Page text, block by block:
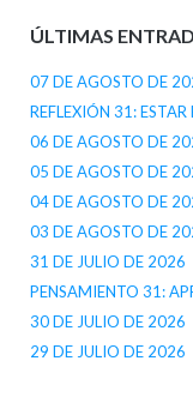
ÚLTIMAS
07 DE AGOSTO DE
REFLEXIÓN 31: ESTAR
06 DE AGOSTO DE
05 DE AGOSTO DE
04 DE AGOSTO DE
03 DE AGOSTO DE
31 DE JULIO DE 2026
PENSAMIENTO 31:
30 DE JULIO DE 2026
29 DE JULIO DE 2026